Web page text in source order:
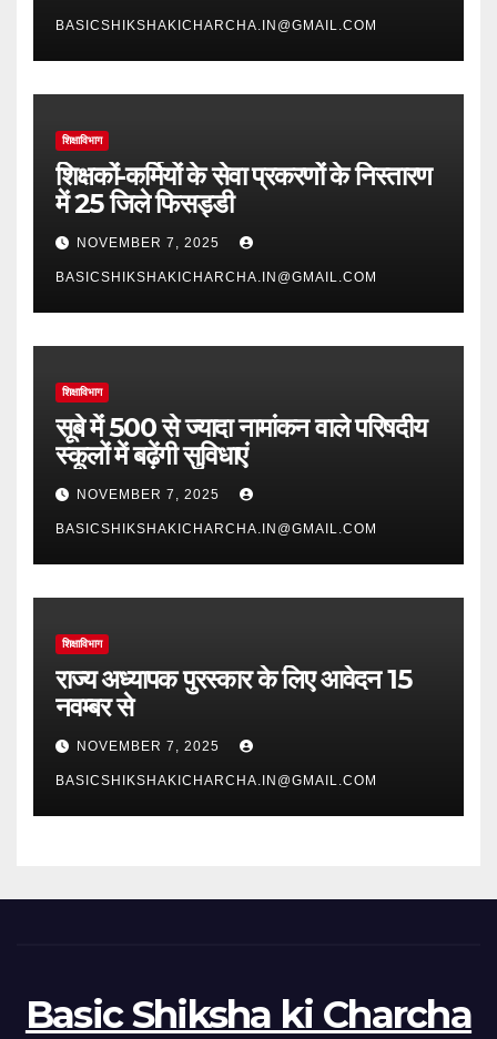
BASICSHIKSHAKICHARCHA.IN@GMAIL.COM
शिक्षाविभाग
शिक्षकों-कर्मियों के सेवा प्रकरणों के निस्तारण
में 25 जिले फिसड्डी
NOVEMBER 7, 2025
BASICSHIKSHAKICHARCHA.IN@GMAIL.COM
शिक्षाविभाग
सूबे में 500 से ज्यादा नामांकन वाले परिषदीय
स्कूलों में बढ़ेंगी सुविधाएं
NOVEMBER 7, 2025
BASICSHIKSHAKICHARCHA.IN@GMAIL.COM
शिक्षाविभाग
राज्य अध्यापक पुरस्कार के लिए आवेदन 15
नवम्बर से
NOVEMBER 7, 2025
BASICSHIKSHAKICHARCHA.IN@GMAIL.COM
Basic Shiksha ki Charcha